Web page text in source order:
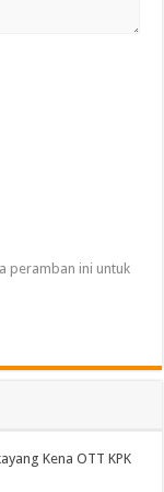
peramban ini untuk
Kena OTT KPK